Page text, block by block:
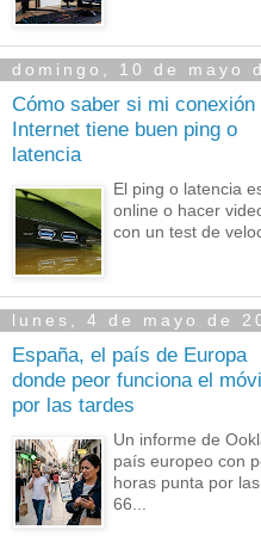
domingo, 10 de mayo
Cómo saber si mi conexión
Internet tiene buen ping o
latencia
El ping o latencia
online o hacer
con un test de
lunes, 4 de mayo de
España, el país de Europa
donde peor funciona el
por las tardes
Un informe de
país europeo con
horas punta por
66...